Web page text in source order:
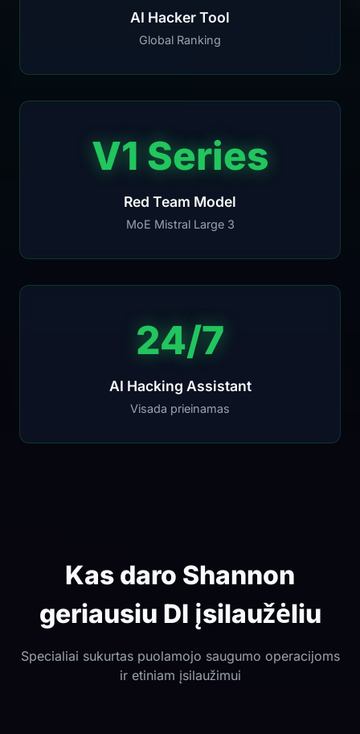
AI Hacker Tool
Global Ranking
V1 Series
Red Team Model
MoE Mistral Large 3
24/7
AI Hacking Assistant
Visada prieinamas
Kas daro Shannon
geriausiu DI įsilaužėliu
Specialiai sukurtas puolamojo saugumo operacijoms
ir etiniam įsilaužimui